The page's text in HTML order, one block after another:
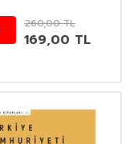
260,00TL
169,00 TL